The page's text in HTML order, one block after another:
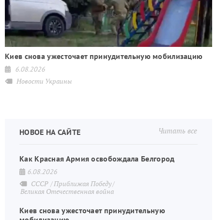
Киев снова ужесточает принудительную мобилизацию
6.08.2026
Новости Украины
Читать все
НОВОЕ НА САЙТЕ
Как Красная Армия освобождала Белгород
6.08.2026
СССР Приближая Победу
Великая Отечественная война
Киев снова ужесточает принудительную